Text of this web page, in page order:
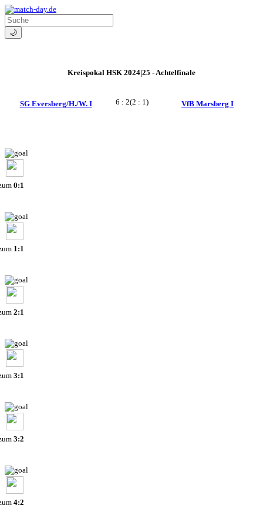
🌙
Kreispokal HSK 2024|25 - Achtelfinale
SG Eversberg/H./W. I 6 : 2(2 : 1) VfB Marsberg I
0:1
1:1
2:1
3:1
3:2
4:2